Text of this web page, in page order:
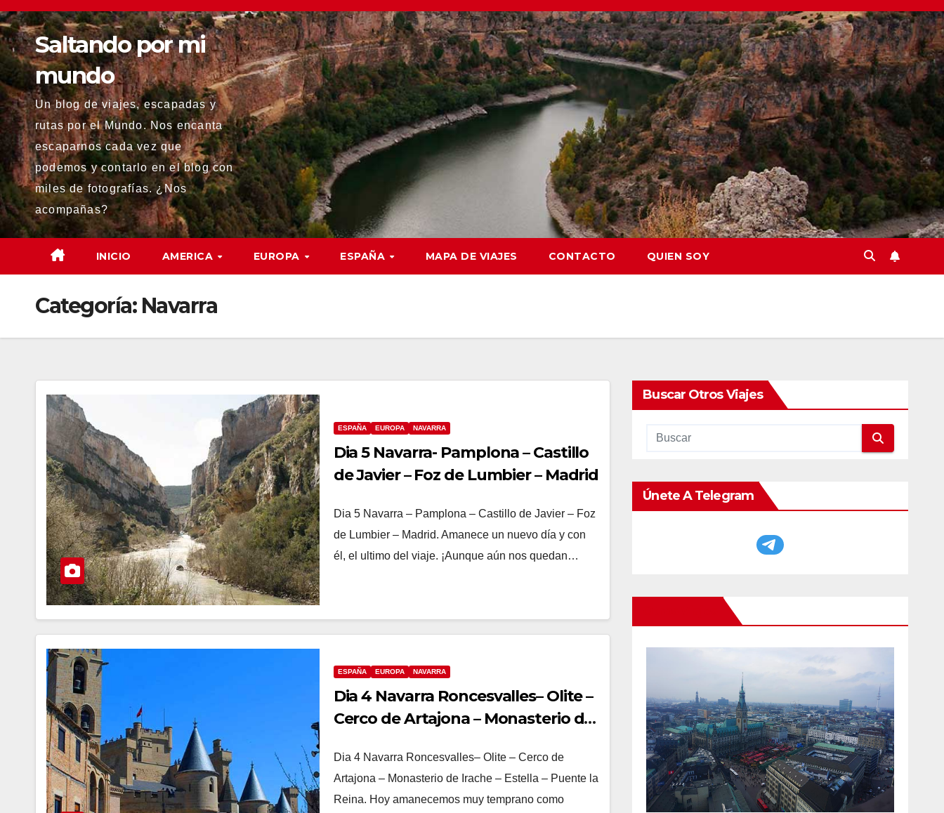
Saltar
al
contenidoSaltando por mi
mundo
Un blog de viajes, escapadas y
rutas por el Mundo. Nos encanta
escaparnos cada vez que
podemos y contarlo en el blog con
miles de fotografías. ¿Nos
acompañas?
INICIO AMERICA EUROPA ESPAÑA MAPA DE VIAJES CONTACTO QUIEN SOY
Categoría: Navarra
ESPAÑA EUROPA NAVARRA
Dia 5 Navarra- Pamplona – Castillo
de Javier – Foz de Lumbier – Madrid
Dia 5 Navarra – Pamplona – Castillo de Javier – Foz
de Lumbier – Madrid. Amanece un nuevo día y con
él, el ultimo del viaje. ¡Aunque aún nos quedan…
ESPAÑA EUROPA NAVARRA
Dia 4 Navarra Roncesvalles– Olite –
Cerco de Artajona – Monasterio de
Dia 4 Navarra Roncesvalles– Olite – Cerco de
Artajona – Monasterio de Irache – Estella – Puente la
Reina. Hoy amanecemos muy temprano como
Buscar Otros Viajes
Únete A Telegram